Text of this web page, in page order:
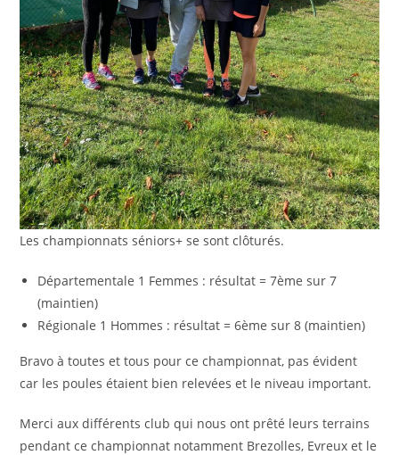
Les championnats séniors+ se sont clôturés.
Départementale 1 Femmes : résultat = 7ème sur 7
(maintien)
Régionale 1 Hommes : résultat = 6ème sur 8 (maintien)
Bravo à toutes et tous pour ce championnat, pas évident
car les poules étaient bien relevées et le niveau important.
Merci aux différents club qui nous ont prêté leurs terrains
pendant ce championnat notamment Brezolles, Evreux et le